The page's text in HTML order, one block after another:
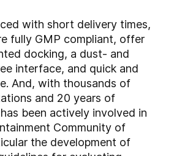
with short delivery times,
fully GMP compliant, offer
docking, a dust- and
interface, and quick and
And, with thousands of
and 20 years of
been actively involved in
Community of
the development of